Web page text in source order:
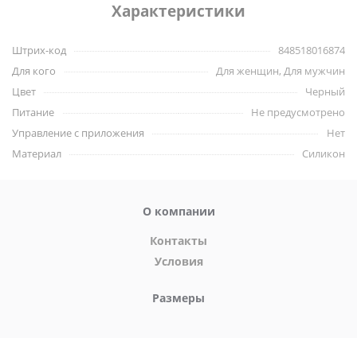
Для более приятного проникновения - используй смазки на
Удобное кольцо
Длинная цепочка
Длина - 35 см
Диаметр - 2 см
Характеристики
Штрих-код
848518016874
Для кого
Для женщин, Для мужчин
Цвет
Черный
Питание
Не предусмотрено
Управление с приложения
Нет
Материал
Силикон
О компании
Контакты
Условия
Размеры